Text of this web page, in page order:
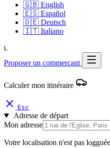
🇬🇧 English
🇪🇸 Español
🇩🇪 Deutsch
🇮🇹 Italiano
L
Proposer un commerçant
Calculer mon itinéraire
Esc
Adresse de départ
Mon adresse
Votre localisation n'est pas